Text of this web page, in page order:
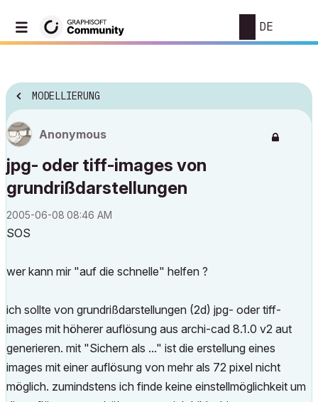
DE
MODELLIERUNG
Anonymous
jpg- oder tiff-images von
grundrißdarstellungen
‎2005-06-08 08:46 AM
SOS
wer kann mir "auf die schnelle" helfen ?
ich sollte von grundrißdarstellungen (2d) jpg- oder tiff-
images mit höherer auflösung aus archi-cad 8.1.0 v2 aut
generieren. mit "Sichern als ..." ist die erstellung eines
images mit einer auflösung von mehr als 72 pixel nicht
möglich. zumindstens ich finde keine einstellmöglichkeit um